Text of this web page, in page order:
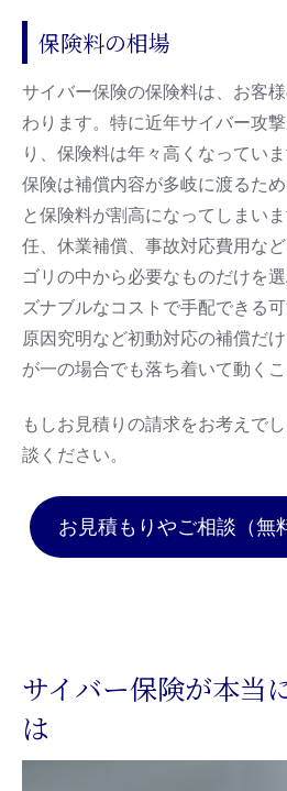
保険料の相場
サイバー保険の保険料は、お客
わります。特に近年サイバー攻
り、保険料は年々高くなってい
保険は補償内容が多岐に渡るた
と保険料が割高になってしまい
任、休業補償、事故対応費用な
ゴリの中から必要なものだけを
ズナブルなコストで手配できる
原因究明など初動対応の補償だ
が一の場合でも落ち着いて動く
もしお見積りの請求をお考えで
談ください。
お見積もりやご相談（無
サイバー保険が本当
は